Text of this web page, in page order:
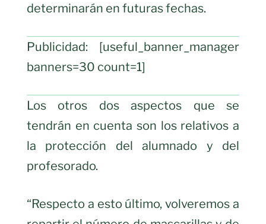
determinarán en futuras fechas.
Publicidad: [useful_banner_manager
banners=30 count=1]
Los otros dos aspectos que se
tendrán en cuenta son los relativos a
la protección del alumnado y del
profesorado.
“Respecto a esto último, volveremos a